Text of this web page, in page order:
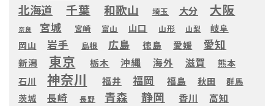
北海道 千葉 和歌山 埼玉 大分 大阪
奈良 宮城 宮崎 富山 山口 山形 山梨
岐阜
岡山
岩手 島根 広島 徳島 愛媛 愛知
新潟 東京 栃木 沖縄 海外 滋賀
熊本
石川
神奈川 福井 福岡 福島 秋田 群馬
茨城 長崎 長野 青森 静岡 香川 高知